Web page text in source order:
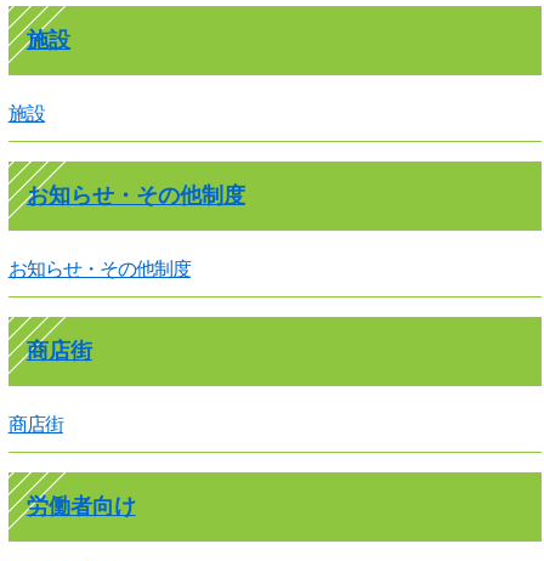
施設
施設
お知らせ・その他制度
お知らせ・その他制度
商店街
商店街
労働者向け